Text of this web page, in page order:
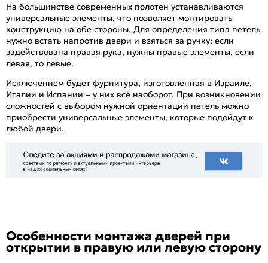
На большинстве современных полотен устанавливаются
универсальные элементы, что позволяет монтировать
конструкцию на обе стороны. Для определения типа петель
нужно встать напротив двери и взяться за ручку: если
задействована правая рука, нужны правые элементы, если
левая, то левые.
Исключением будет фурнитура, изготовленная в Израиле,
Италии и Испании – у них всё наоборот. При возникновении
сложностей с выбором нужной ориентации петель можно
приобрести универсальные элементы, которые подойдут к
любой двери.
Особенности монтажа дверей при
открытии в правую или левую сторону